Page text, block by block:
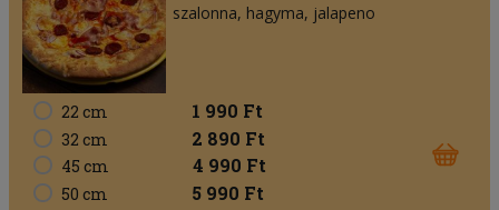
szalonna hagyma jalapeno
22 cm 1 990 Ft
32 cm 2 890 Ft
45 cm 4 990 Ft
50 cm 5 990 Ft